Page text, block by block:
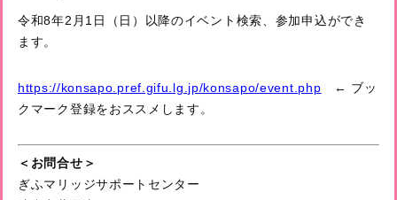
令和8年2月1日（日）以降のイベント検索、参加申込ができ
ます。
https://konsapo.pref.gifu.lg.jp/konsapo/event.php ← ブッ
クマーク登録をおススメします。
＜お問合せ＞
ぎふマリッジサポートセンター